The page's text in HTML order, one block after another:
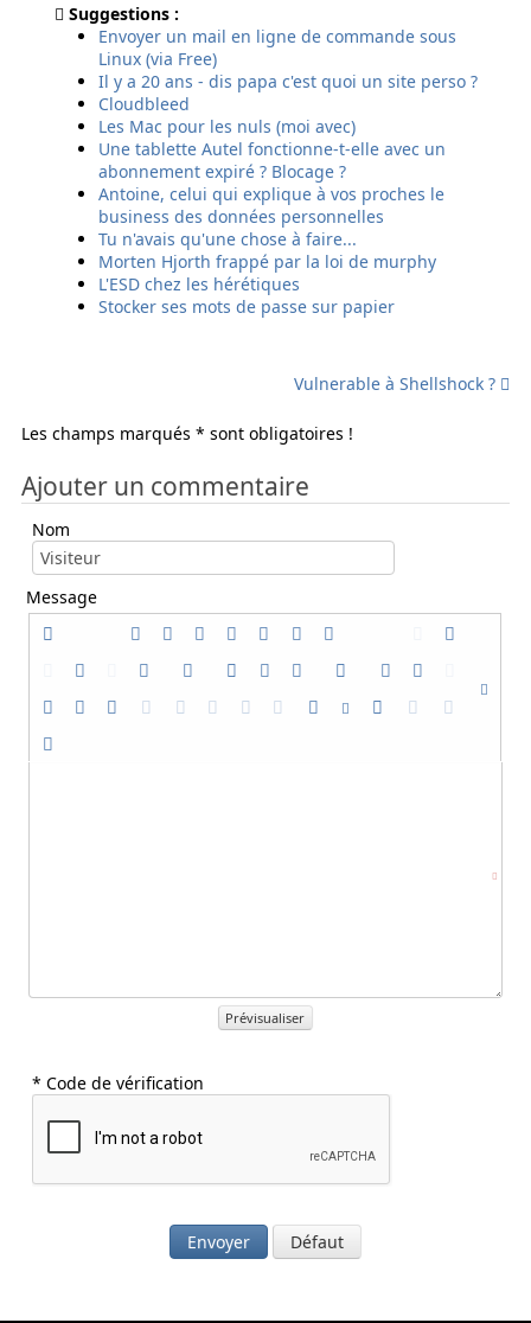
a
e
p
a
r
e
m
a
i
l
a
e
p
a
r
E
m
a
i
l
t
a
e
r
p
a
r
s
m
s
t
a
e
r
p
a
r
S
M
S
Suggestions :
Envoyer un mail en ligne de commande sous
Linux (via Free)
Il y a 20 ans - dis papa c'est quoi un site perso ?
Cloudbleed
Les Mac pour les nuls (moi avec)
Une tablette Autel fonctionne-t-elle avec un
abonnement expiré ? Blocage ?
Antoine, celui qui explique à vos proches le
business des données personnelles
Tu n'avais qu'une chose à faire...
Morten Hjorth frappé par la loi de murphy
L'ESD chez les hérétiques
Stocker ses mots de passe sur papier
Vulnerable à Shellshock ?
Les champs marqués * sont obligatoires !
Ajouter un commentaire
Nom
Message
Prévisualiser
* Code de vérification
Envoyer Défaut